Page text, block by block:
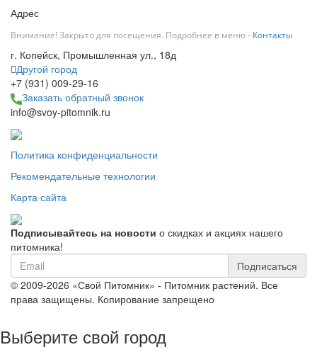
Адрес
Внимание! Закрыто для посещения. Подробнее в меню - Контакты
г. Копейск, Промышленная ул., 18д
Другой город
+7 (931) 009-29-16
Заказать обратный звонок
info@svoy-pitomnik.ru
Политика конфиденциальности
Рекомендательные технологии
Карта сайта
Подписывайтесь на новости о скидках и акциях нашего
питомника!
Подписаться
© 2009-2026 «Свой Питомник» - Питомник растений. Все
права защищены. Копирование запрещено
Выберите свой город